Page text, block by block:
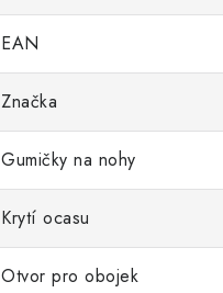
EAN
Značka
Gumičky na nohy
Krytí ocasu
Otvor pro obojek